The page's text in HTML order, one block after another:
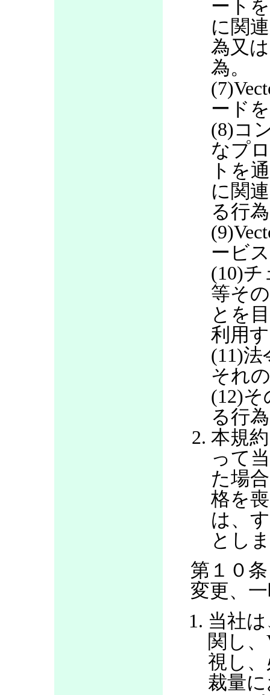
ート
に関
為又
為。
ード
(8)コ
なプ
トを
に関
る行
ービ
(10)
等そ
とを
利用
(11)
それ
(12)
る行
本規
って
た場
格を
は、
とし
第１０
変更、
当社
関し
視し
裁量